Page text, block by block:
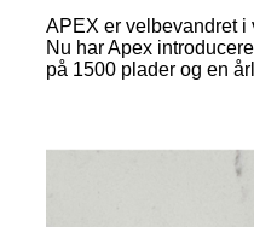
APEX er velbevandret i
Nu har Apex
på 1500 plader og en